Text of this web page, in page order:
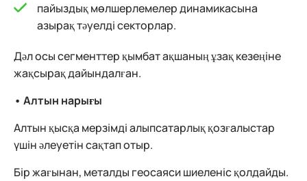
пайыздық мөлшерлемелер динамикасына
азырақ тәуелді секторлар.
Дәл осы сегменттер қымбат ақшаның ұзақ кезеңіне
жақсырақ дайындалған.
• Алтын нарығы
Алтын қысқа мерзімді алыпсатарлық қозғалыстар
үшін әлеуетін сақтап отыр.
Бір жағынан, металды геосаяси шиеленіс қолдайды.